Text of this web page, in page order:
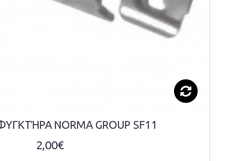
NORMA GROUP SF11
2,00€